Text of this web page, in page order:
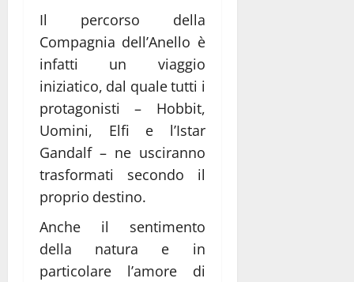
Il percorso della
Compagnia dell’Anello è
infatti un viaggio
iniziatico, dal quale tutti i
protagonisti – Hobbit,
Uomini, Elfi e l’Istar
Gandalf – ne usciranno
trasformati secondo il
proprio destino.
Anche il sentimento
della natura e in
particolare l’amore di